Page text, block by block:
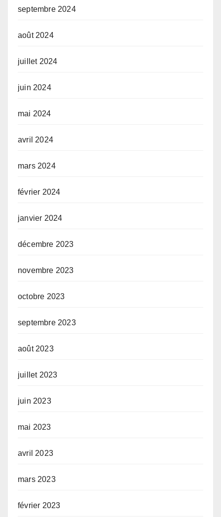
septembre 2024
août 2024
juillet 2024
juin 2024
mai 2024
avril 2024
mars 2024
février 2024
janvier 2024
décembre 2023
novembre 2023
octobre 2023
septembre 2023
août 2023
juillet 2023
juin 2023
mai 2023
avril 2023
mars 2023
février 2023